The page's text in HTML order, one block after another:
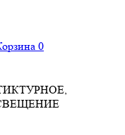
0